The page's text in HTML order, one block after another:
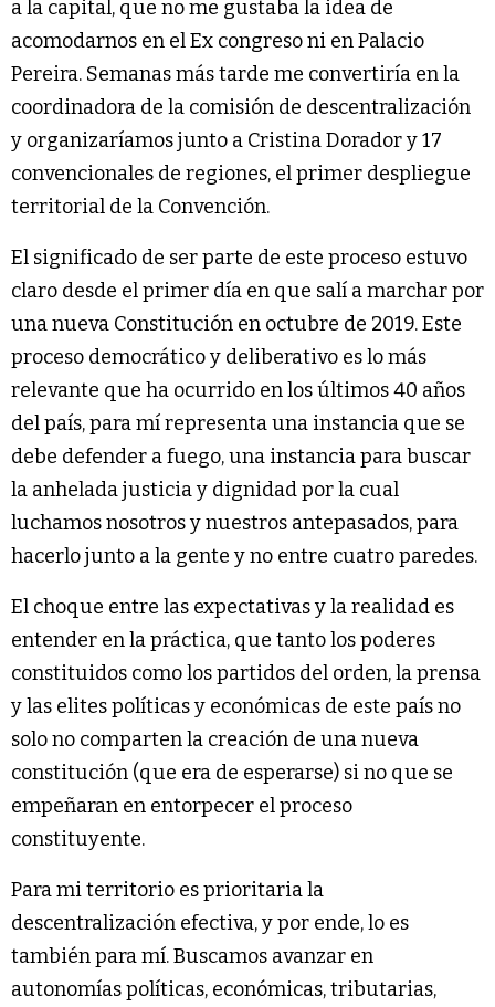
a la capital, que no me gustaba la idea de
acomodarnos en el Ex congreso ni en Palacio
Pereira. Semanas más tarde me convertiría en la
coordinadora de la comisión de descentralización
y organizaríamos junto a Cristina Dorador y 17
convencionales de regiones, el primer despliegue
territorial de la Convención.
El significado de ser parte de este proceso estuvo
claro desde el primer día en que salí a marchar por
una nueva Constitución en octubre de 2019. Este
proceso democrático y deliberativo es lo más
relevante que ha ocurrido en los últimos 40 años
del país, para mí representa una instancia que se
debe defender a fuego, una instancia para buscar
la anhelada justicia y dignidad por la cual
luchamos nosotros y nuestros antepasados, para
hacerlo junto a la gente y no entre cuatro paredes.
El choque entre las expectativas y la realidad es
entender en la práctica, que tanto los poderes
constituidos como los partidos del orden, la prensa
y las elites políticas y económicas de este país no
solo no comparten la creación de una nueva
constitución (que era de esperarse) si no que se
empeñaran en entorpecer el proceso
constituyente.
Para mi territorio es prioritaria la
descentralización efectiva, y por ende, lo es
también para mí. Buscamos avanzar en
autonomías políticas, económicas, tributarias,